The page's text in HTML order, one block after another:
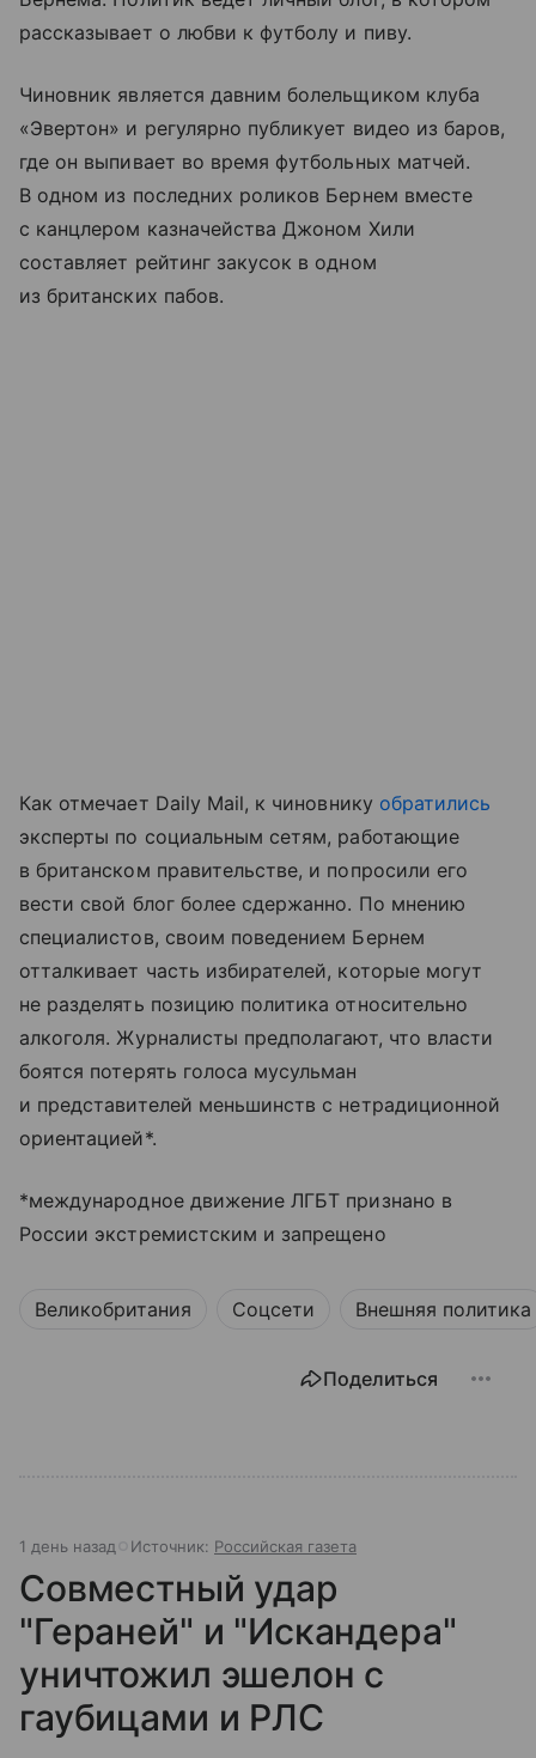
рассказывает о любви к футболу и пиву.
Чиновник является давним болельщиком клуба
«Эвертон» и регулярно публикует видео из баров,
где он выпивает во время футбольных матчей.
В одном из последних роликов Бернем вместе
с канцлером казначейства Джоном Хили
составляет рейтинг закусок в одном
из британских пабов.
Как отмечает Daily Mail, к чиновнику обратились
эксперты по социальным сетям, работающие
в британском правительстве, и попросили его
вести свой блог более сдержанно. По мнению
специалистов, своим поведением Бернем
отталкивает часть избирателей, которые могут
не разделять позицию политика относительно
алкоголя. Журналисты предполагают, что власти
боятся потерять голоса мусульман
и представителей меньшинств с нетрадиционной
ориентацией*.
*международное движение ЛГБТ признано в
России экстремистским и запрещено
Великобритания Соцсети Внешняя политика
Поделиться
1 день назад Источник: Российская газета
Совместный удар
"Гераней" и "Искандера"
уничтожил эшелон с
гаубицами и РЛС